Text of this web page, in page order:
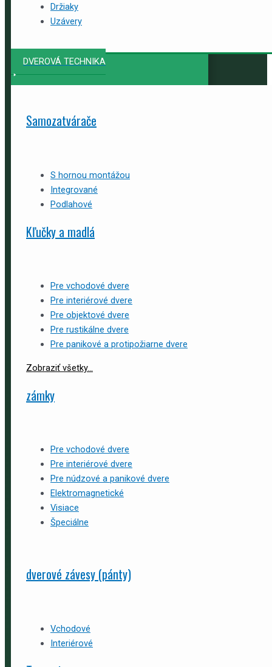
Držiaky
Uzávery
DVEROVÁ TECHNIKA
Samozatvárače
S hornou montážou
Integrované
Podlahové
Kľučky a madlá
Pre vchodové dvere
Pre interiérové dvere
Pre objektové dvere
Pre rustikálne dvere
Pre panikové a protipožiarne dvere
Zobraziť všetky...
zámky
Pre vchodové dvere
Pre interiérové dvere
Pre núdzové a panikové dvere
Elektromagnetické
Visiace
Špeciálne
dverové závesy (pánty)
Vchodové
Interiérové